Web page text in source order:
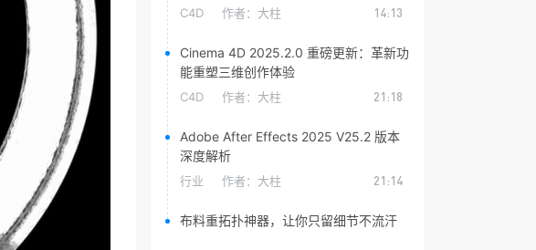
C4D 作者： 大柱 14:13
Cinema 4D 2025.2.0 重磅更新：革新功
能重塑三维创作体验
C4D 作者： 大柱 21:18
Adobe After Effects 2025 V25.2 版本
深度解析
行业 作者： 大柱 21:14
布料重拓扑神器，让你只留细节不流汗